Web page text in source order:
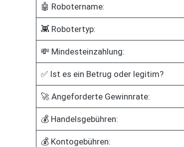
🤖 Robotername:
👾 Robotertyp:
💸 Mindesteinzahlung:
✅ Ist es ein Betrug oder legitim?
🚀 Angeforderte Gewinnrate:
💰 Handelsgebühren:
💰 Kontogebühren: